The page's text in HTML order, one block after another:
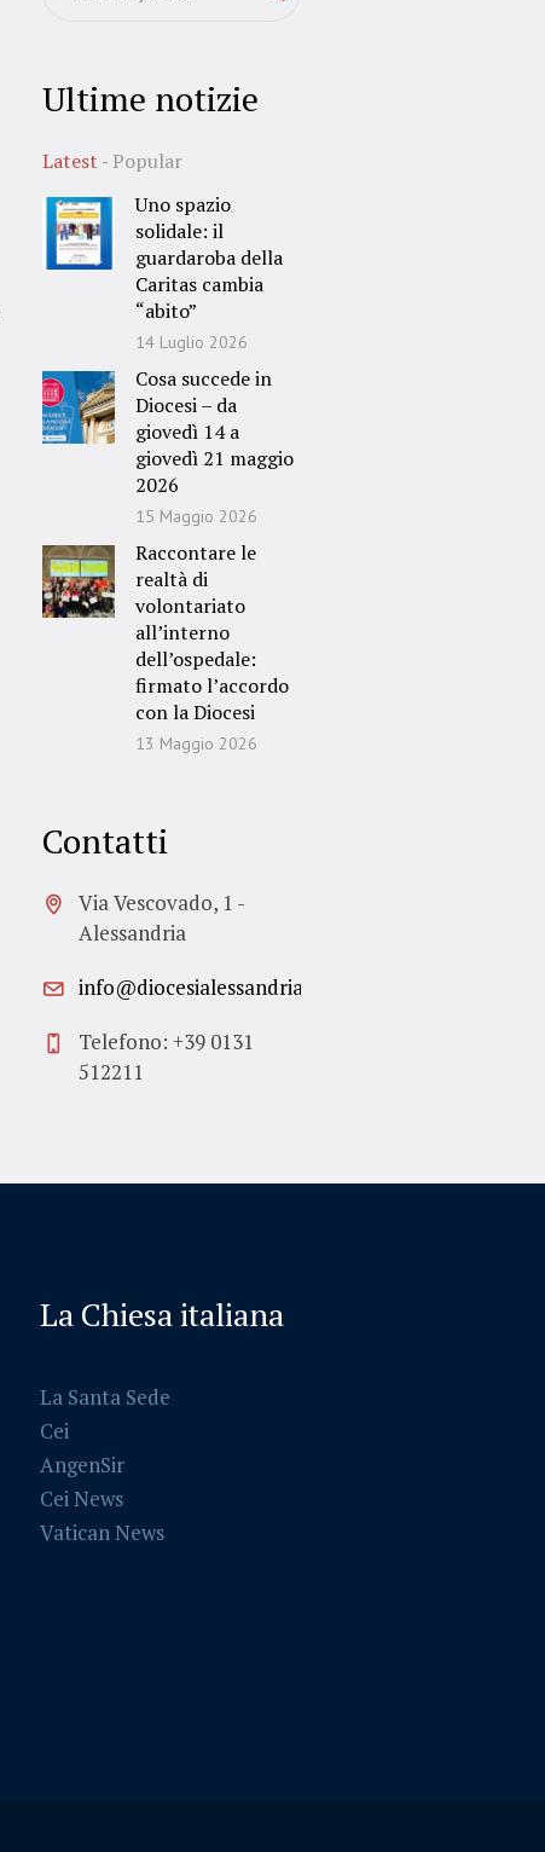
Ultime notizie
Latest
Popular
Uno spazio
solidale: il
guardaroba della
Caritas cambia
“abito”
14 Luglio 2026
Cosa succede in
Diocesi – da
giovedì 14 a
giovedì 21 maggio
2026
15 Maggio 2026
Raccontare le
realtà di
volontariato
all’interno
dell’ospedale:
firmato l’accordo
con la Diocesi
13 Maggio 2026
Contatti
Via Vescovado, 1 -
Alessandria
info@diocesialessandria.it
Telefono: +39 0131
512211
La Chiesa italiana
La Santa Sede
Cei
AngenSir
Cei News
Vatican News